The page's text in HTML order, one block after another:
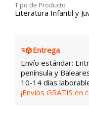
Tipo de Producto
Literatura Infantil y
Entrega
Envío estándar:
península y
10-14 días
¡Envíos GRATIS